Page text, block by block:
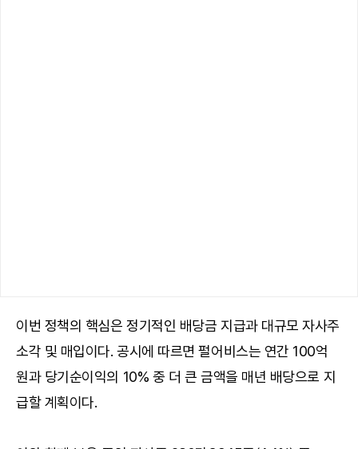
이번 정책의 핵심은 정기적인 배당금 지급과 대규모 자사주
소각 및 매입이다. 공시에 따르면 펄어비스는 연간 100억
원과 당기순이익의 10% 중 더 큰 금액을 매년 배당으로 지
급할 계획이다.